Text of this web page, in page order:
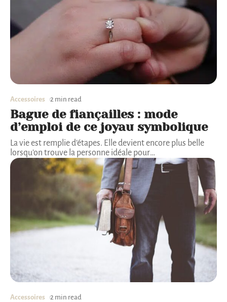
Accessoires 2 min read
Bague de fiançailles : mode
d’emploi de ce joyau symbolique
La vie est remplie d’étapes. Elle devient encore plus belle
lorsqu’on trouve la personne idéale pour…
Accessoires 2 min read